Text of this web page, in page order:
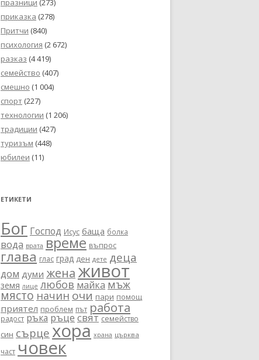
празници (273)
приказка (278)
Притчи (840)
психология (2 672)
разказ (4 419)
семейство (407)
смешно (1 004)
спорт (227)
технологии (1 206)
традиции (427)
туризъм (448)
юбилеи (11)
ЕТИКЕТИ
Бог Господ Исус баща болка
вода врата време въпрос
глава глас град ден дете деца
дом думи жена живот
земя лице любов майка мъж
място начин очи пари помощ
приятел проблем път работа
радост ръка ръце свят семейство
син сърце хора храна църква
част човек